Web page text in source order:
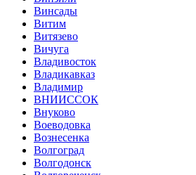
Винсады
Витим
Витязево
Вичуга
Владивосток
Владикавказ
Владимир
ВНИИССОК
Внуково
Воеводовка
Вознесенка
Волгоград
Волгодонск